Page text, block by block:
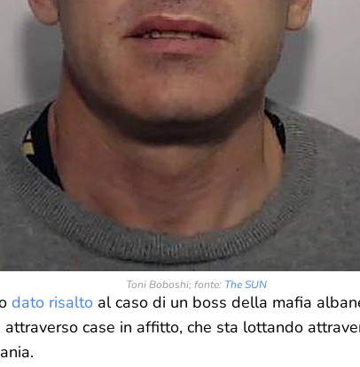
Toni Boboshi; fonte: The SUN
dato risalto al caso di un boss della mafia
case in affitto, che sta lottando